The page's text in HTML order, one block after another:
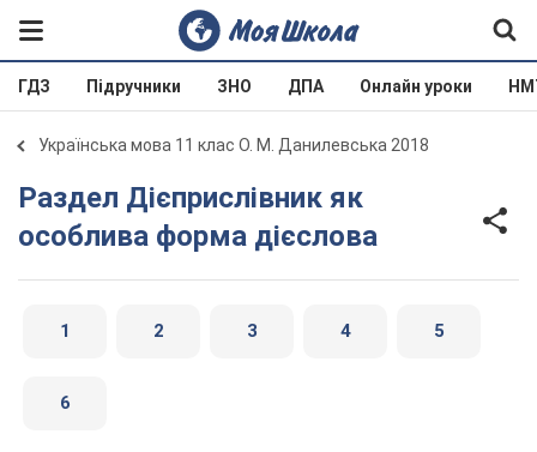
ГДЗ Підручники ЗНО ДПА Онлайн уроки
Українська мова 11 клас О. М. Данилевська 2018
Раздел Дієприслівник як
особлива форма дієслова
1 2 3 4 5
6